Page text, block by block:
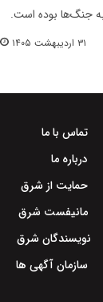
جنگ‌ها بوده است.
۳۱ اردیبهشت ۱۴۰۵
تماس با ما
درباره ما
حمایت از شرق
مانیفست شرق
نویسندگان شرق
سازمان آگهی ها